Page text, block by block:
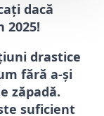
dacă
2025!
drastice
fără a-și
zăpadă.
suficient